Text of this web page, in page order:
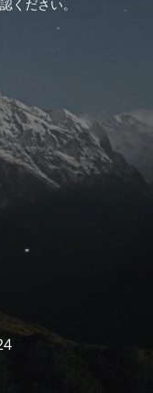
ください。